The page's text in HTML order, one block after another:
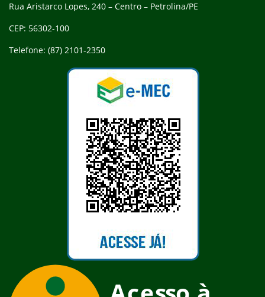
Rua Aristarco Lopes, 240 – Centro – Petrolina/PE
CEP: 56302-100
Telefone: (87) 2101-2350